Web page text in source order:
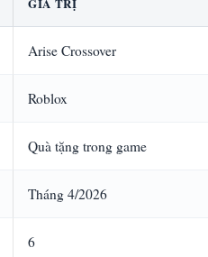
Arise Crossover
Roblox
Quà tặng trong game
Tháng 4/2026
6